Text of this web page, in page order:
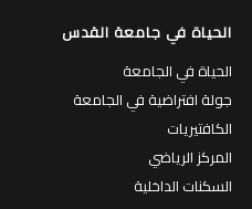
الحياة في جامعة القدس
الحياة في الجامعة
جولة افتراضية في الجامعة
الكافتيريات
المركز الرياضي
السكنات الداخلية